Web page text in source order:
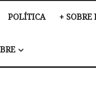
POLÍTICA + SOBRE